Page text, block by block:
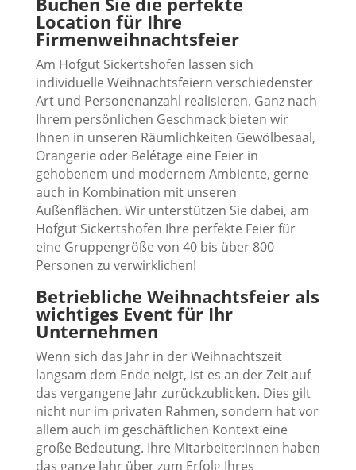
Location für Ihre
Firmenweihnachtsfeier
Am Hofgut Sickertshofen lassen sich
individuelle Weihnachtsfeiern verschiedenster
Art und Personenanzahl realisieren. Ganz nach
Ihrem persönlichen Geschmack bieten wir
Ihnen in unseren Räumlichkeiten Gewölbesaal,
Orangerie oder Belétage eine Feier in
gehobenem und modernem Ambiente, gerne
auch in Kombination mit unseren
Außenflächen. Wir unterstützen Sie dabei, am
Hofgut Sickertshofen Ihre perfekte Feier für
eine Gruppengröße von 40 bis über 800
Personen zu verwirklichen!
Betriebliche Weihnachtsfeier als
wichtiges Event für Ihr
Unternehmen
Wenn sich das Jahr in der Weihnachtszeit
langsam dem Ende neigt, ist es an der Zeit auf
das vergangene Jahr zurückzublicken. Dies gilt
nicht nur im privaten Rahmen, sondern hat vor
allem auch im geschäftlichen Kontext eine
große Bedeutung. Ihre Mitarbeiter:innen haben
das ganze Jahr über zum Erfolg Ihres